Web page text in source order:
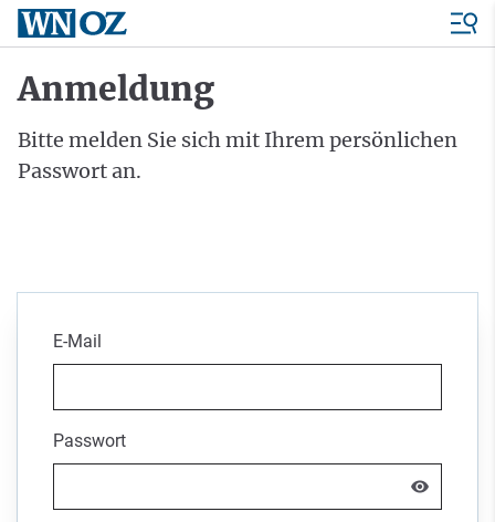
Anmeldung
Bitte melden Sie sich mit Ihrem persönlichen
Passwort an.
E-Mail
Passwort